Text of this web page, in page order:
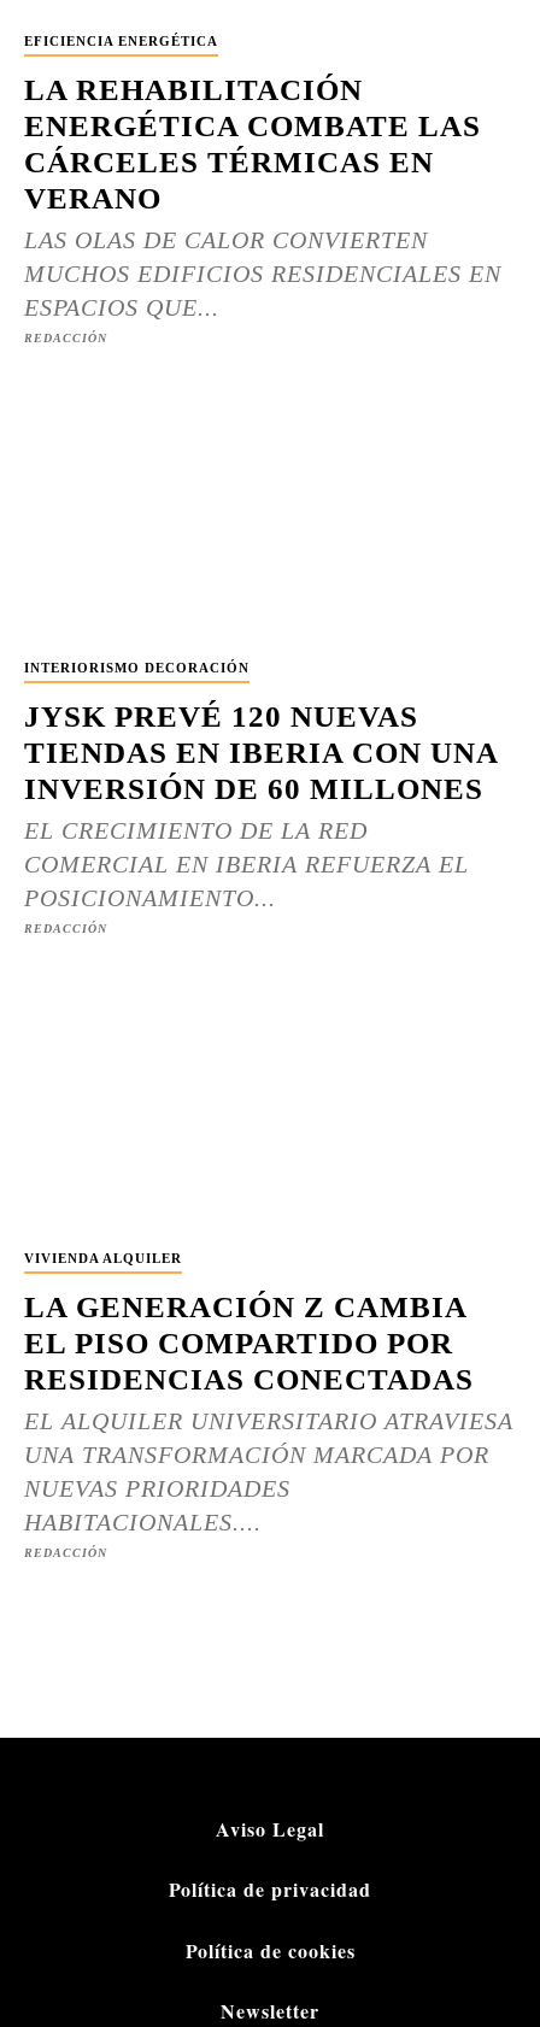
EFICIENCIA ENERGÉTICA
LA REHABILITACIÓN
ENERGÉTICA COMBATE LAS
CÁRCELES TÉRMICAS EN
VERANO
LAS OLAS DE CALOR CONVIERTEN
MUCHOS EDIFICIOS RESIDENCIALES EN
ESPACIOS QUE...
REDACCIÓN
INTERIORISMO DECORACIÓN
JYSK PREVÉ 120 NUEVAS
TIENDAS EN IBERIA CON UNA
INVERSIÓN DE 60 MILLONES
EL CRECIMIENTO DE LA RED
COMERCIAL EN IBERIA REFUERZA EL
POSICIONAMIENTO...
REDACCIÓN
VIVIENDA ALQUILER
LA GENERACIÓN Z CAMBIA
EL PISO COMPARTIDO POR
RESIDENCIAS CONECTADAS
EL ALQUILER UNIVERSITARIO ATRAVIESA
UNA TRANSFORMACIÓN MARCADA POR
NUEVAS PRIORIDADES
HABITACIONALES....
REDACCIÓN
Aviso Legal
Política de privacidad
Política de cookies
Newsletter